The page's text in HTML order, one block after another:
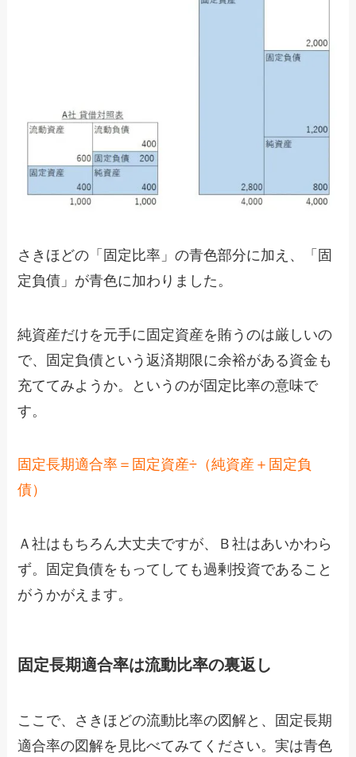
さきほどの「固定比率」の青色部分に加え、「固
定負債」が青色に加わりました。
純資産だけを元手に固定資産を賄うのは厳しいの
で、固定負債という返済期限に余裕がある資金も
充ててみようか。というのが固定比率の意味で
す。
固定長期適合率＝固定資産÷（純資産＋固定負
債）
Ａ社はもちろん大丈夫ですが、Ｂ社はあいかわら
ず。固定負債をもってしても過剰投資であること
がうかがえます。
固定長期適合率は流動比率の裏返し
ここで、さきほどの流動比率の図解と、固定長期
適合率の図解を見比べてみてください。実は青色